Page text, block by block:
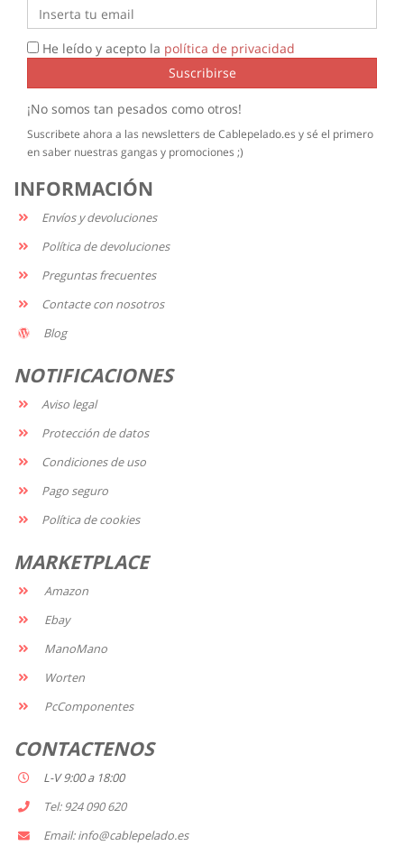
He leído y acepto la política de privacidad
Suscribirse
¡No somos tan pesados como otros!
Suscribete ahora a las newsletters de Cablepelado.es y sé el primero
en saber nuestras gangas y promociones ;)
INFORMACIÓN
Envíos y devoluciones
Política de devoluciones
Preguntas frecuentes
Contacte con nosotros
Blog
NOTIFICACIONES
Aviso legal
Protección de datos
Condiciones de uso
Pago seguro
Política de cookies
MARKETPLACE
Amazon
Ebay
ManoMano
Worten
PcComponentes
CONTACTENOS
L-V 9:00 a 18:00
Tel: 924 090 620
Email: info@cablepelado.es